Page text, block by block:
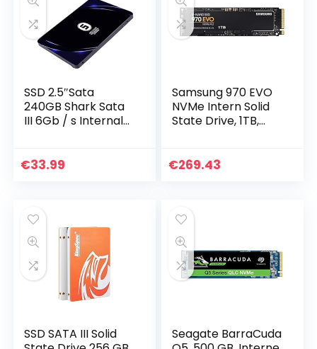
SSD 2.5″Sata
240GB Shark Sata
III 6Gb / s Internal
performance hard
500GB 960GB
(240GB, 2.5 ” –
SATA3)
€33.99
Samsung 970 EVO
NVMe Intern Solid
State Drive, 1TB,
€269.43
SSD SATA III Solid
Seagate BarraCuda